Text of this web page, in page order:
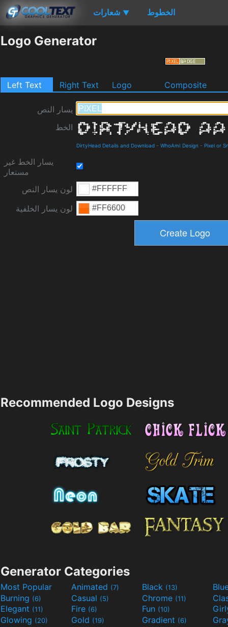
شعارات ▼ الخطوط
Logo Generator
Left Text Right Text Logo Composite
يسار النص
الخط
DirtyHead Details and Download - WhoAmI Design - Pixel or
يسار الخط غير
مستعار
لون يسار النص
لون يسار الخلفية
Recommended Logo Designs
Generator Categories
Most Popular Animated (7) Black (13)
Burning (6) Casual (5) Chrome (11)
Elegant (11) Fire (6) Fun (10)
Glowing (20) Gold (19) Gradient (6)